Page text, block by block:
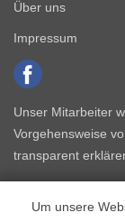
Um unsere
Über uns
Impressum
Unser Mitarbeiter
Vorgehensweise
transparent